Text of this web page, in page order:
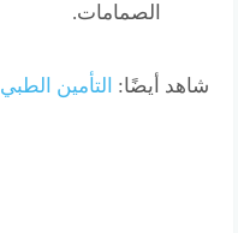
الصمامات.
شاهد أيضًا: التأمين